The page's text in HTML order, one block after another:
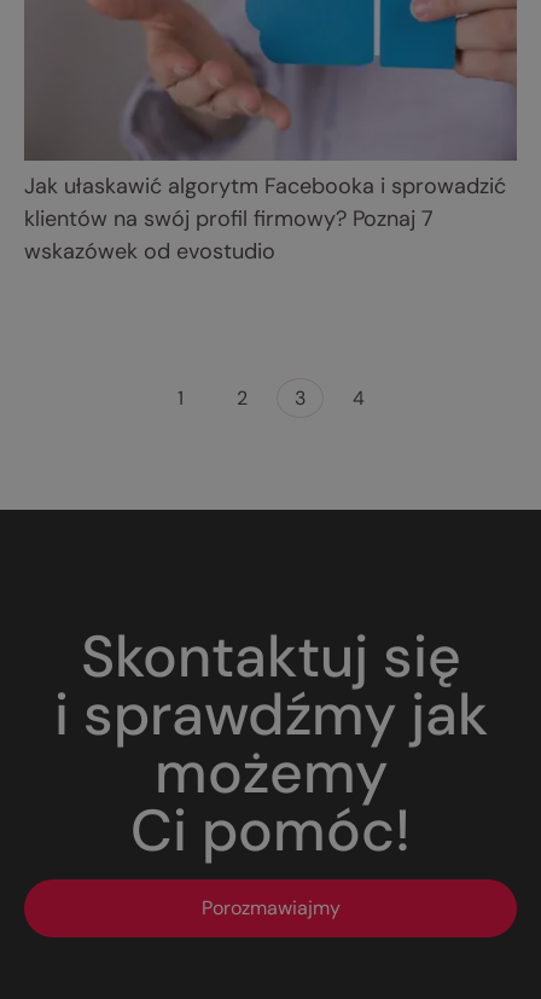
Jak ułaskawić algorytm Facebooka i sprowadzić
klientów na swój profil firmowy? Poznaj 7
wskazówek od evostudio
1 2 3 4
Skontaktuj się
i sprawdźmy jak
możemy
Ci pomóc!
Porozmawiajmy